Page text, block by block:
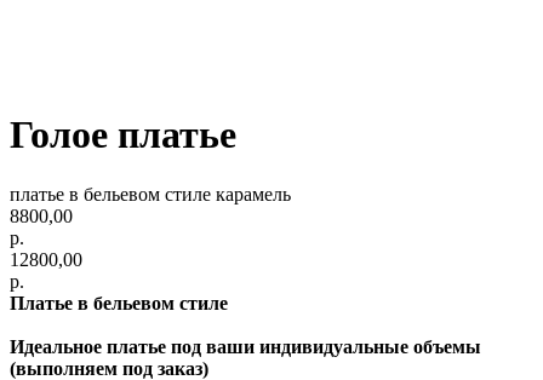
Голое платье
платье в бельевом стиле карамель
8800,00
р.
12800,00
р.
Платье в бельевом стиле
Идеальное платье под ваши индивидуальные объемы
(выполняем под заказ)